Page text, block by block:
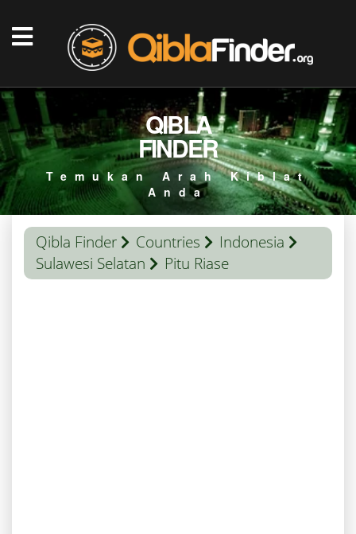
QIBLA
FINDER
Temukan Arah Kiblat
Anda
Qibla Finder Countries
Indonesia
Sulawesi Selatan
Pitu Riase